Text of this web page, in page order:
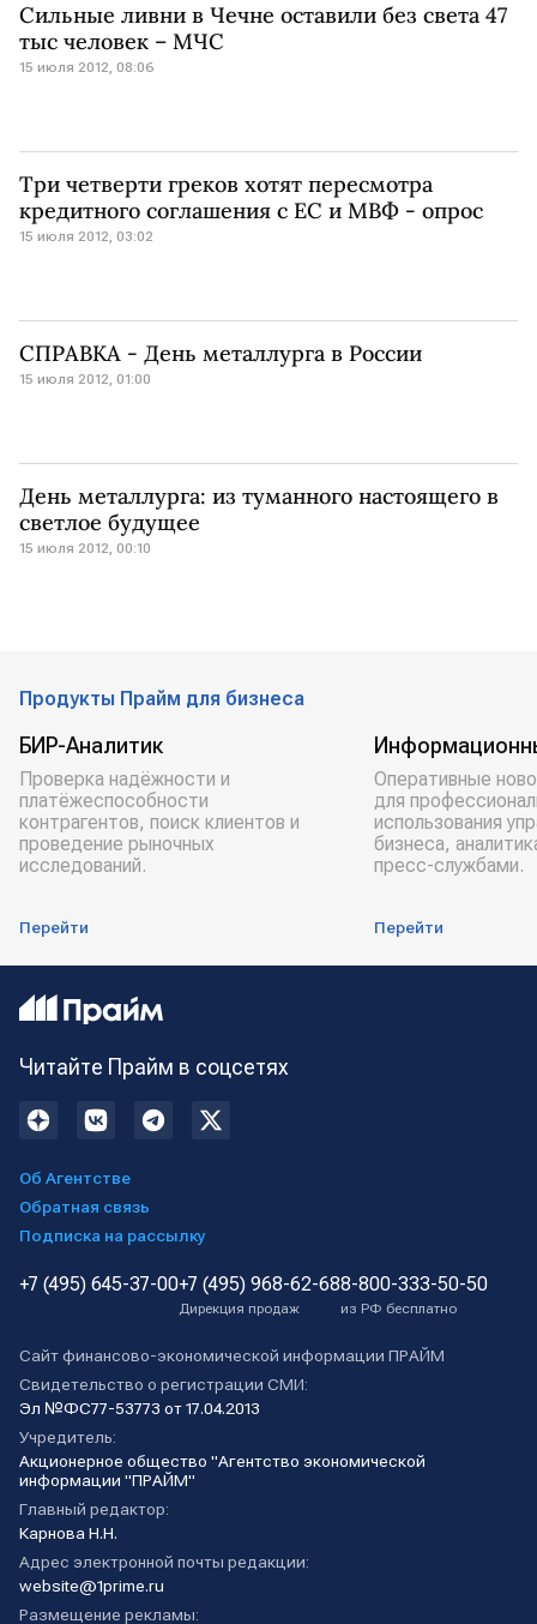
Сильные ливни в Чечне оставили без света 47
тыc человек – МЧС
15 июля 2012, 08:06
Три четверти греков хотят пересмотра
кредитного соглашения с ЕС и МВФ - опрос
15 июля 2012, 03:02
СПРАВКА - День металлурга в России
15 июля 2012, 01:00
День металлурга: из туманного настоящего в
светлое будущее
15 июля 2012, 00:10
Продукты Прайм для бизнеса
БИР-Аналитик
Проверка надёжности и
платёжеспособности
контрагентов, поиск клиентов и
проведение рыночных
исследований.
Перейти
Оперативные
для
использования
бизнеса,
пресс-службами.
Перейти
Читайте Прайм в соцсетях
Об Агентстве
Обратная связь
Подписка на рассылку
+7 (495) 645-37-00+7 (495) 968-62-68
Дирекция продаж
8-800-333-50-50
из РФ бесплатно
Сайт финансово-экономической информации ПРАЙМ
Свидетельство о регистрации СМИ:
Эл №ФС77-53773 от 17.04.2013
Учредитель:
Акционерное общество "Агентство экономической
информации "ПРАЙМ"
Главный редактор:
Карнова Н.Н.
Адрес электронной почты редакции:
website@1prime.ru
Размещение рекламы: